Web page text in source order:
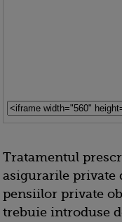
Tratamentul
asigurarile private
pensiilor private
trebuie introduse